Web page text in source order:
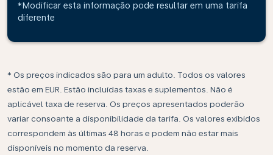
*Modificar esta informação pode resultar em uma tarifa
diferente
* Os preços indicados são para um adulto. Todos os valores
estão em EUR. Estão incluídas taxas e suplementos. Não é
aplicável taxa de reserva. Os preços apresentados poderão
variar consoante a disponibilidade da tarifa. Os valores exibidos
correspondem às últimas 48 horas e podem não estar mais
disponíveis no momento da reserva.